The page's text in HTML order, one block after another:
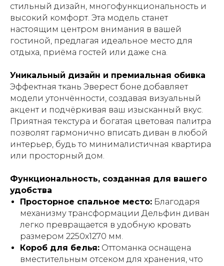
стильный дизайн, многофункциональность и
высокий комфорт. Эта модель станет
настоящим центром внимания в вашей
гостиной, предлагая идеальное место для
отдыха, приёма гостей или даже сна.
Уникальный дизайн и премиальная обивка
Эффектная ткань Эверест боне добавляет
модели утончённости, создавая визуальный
акцент и подчёркивая ваш изысканный вкус.
Приятная текстура и богатая цветовая палитра
позволят гармонично вписать диван в любой
интерьер, будь то минималистичная квартира
или просторный дом.
Функциональность, созданная для вашего
удобства
Просторное спальное место: Благодаря
механизму трансформации Дельфин диван
легко превращается в удобную кровать
размером 2250х1270 мм.
Короб для белья: Оттоманка оснащена
вместительным отсеком для хранения, что